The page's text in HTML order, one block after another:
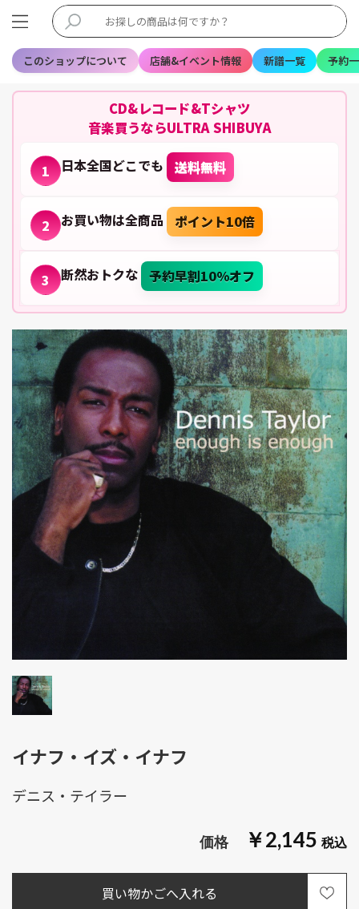
このショップについて 店舗&イベント情報 新譜一覧 予約
CD&レコード&Tシャツ
音楽買うならULTRA SHIBUYA
1 日本全国どこでも 送料無料
2 お買い物は全商品 ポイント10倍
3 断然おトクな 予約早割10%オフ
イナフ・イズ・イナフ
￥2,145
デニス・テイラー